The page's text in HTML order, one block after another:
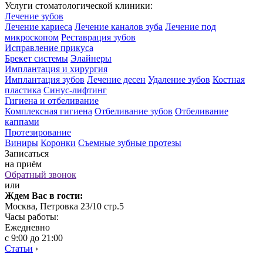
Услуги стоматологической клиники:
Лечение зубов
Лечение кариеса Лечение каналов зуба Лечение под
микроскопом Реставрация зубов
Исправление прикуса
Брекет системы Элайнеры
Имплантация и хирургия
Имплантация зубов Лечение десен Удаление зубов Костная
пластика Синус-лифтинг
Гигиена и отбеливание
Комплексная гигиена Отбеливание зубов Отбеливание
каппами
Протезирование
Виниры Коронки Съемные зубные протезы
Записаться
на приём
Обратный звонок
или
Ждем Вас в гости:
Москва, Петровка 23/10 стр.5
Часы работы:
Ежедневно
с 9:00 до 21:00
Статьи ›